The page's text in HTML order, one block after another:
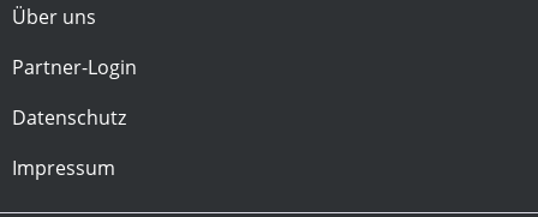
Über uns
Partner-Login
Datenschutz
Impressum